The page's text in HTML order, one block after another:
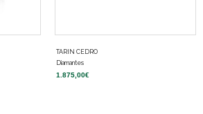
TARIN CEDRO
Diamantes
1.875,00€